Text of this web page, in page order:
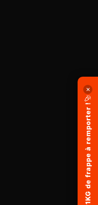
✕
🎉
1KG de frappe à remporter !